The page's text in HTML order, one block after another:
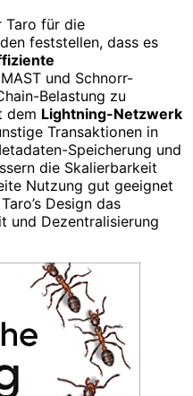
Taro für die
feststellen, dass es
und Schnorr-
Belastung zu
dem Lightning-Netzwerk
Transaktionen in
Speicherung und
die Skalierbarkeit
Nutzung gut geeignet
Design das
und Dezentralisierung